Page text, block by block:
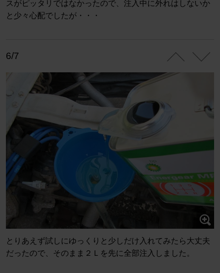
スがピッタリではなかったので、注入中に外れはしないか
と少々心配でしたが・・・
6/7
とりあえず試しにゆっくりと少しだけ入れてみたら大丈夫
だったので、そのまま２Ｌを先に全部注入しました。